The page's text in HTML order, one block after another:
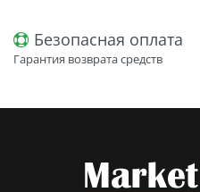
Безопасная оплата
Гарантия возврата средств